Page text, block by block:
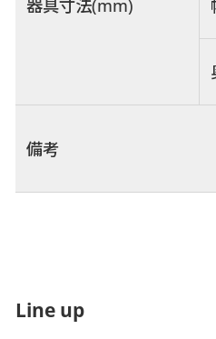
器具寸法(mm)
備考
Line up